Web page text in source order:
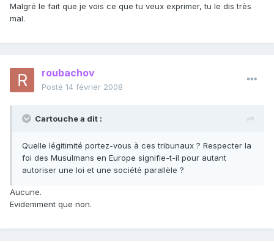
Malgré le fait que je vois ce que tu veux exprimer, tu le dis très
mal.
roubachov
Posté 14 février 2008
Cartouche a dit :
Quelle légitimité portez-vous à ces tribunaux ? Respecter la
foi des Musulmans en Europe signifie-t-il pour autant
autoriser une loi et une société parallèle ?
Aucune.
Evidemment que non.